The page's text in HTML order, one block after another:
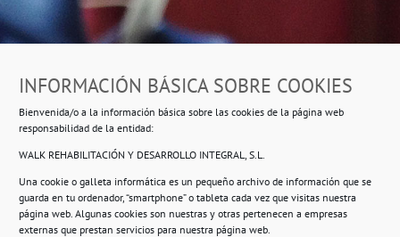
INFORMACIÓN BÁSICA SOBRE COOKIES
Bienvenida/o a la información básica sobre las cookies de la página web
responsabilidad de la entidad:
WALK REHABILITACIÓN Y DESARROLLO INTEGRAL, S.L.
Una cookie o galleta informática es un pequeño archivo de información que se
guarda en tu ordenador, “smartphone” o tableta cada vez que visitas nuestra
página web. Algunas cookies son nuestras y otras pertenecen a empresas
externas que prestan servicios para nuestra página web.
Ropero Solidario de Usera
Beasáin 25-33posterior, local 3 – 28041 Madrid
Información